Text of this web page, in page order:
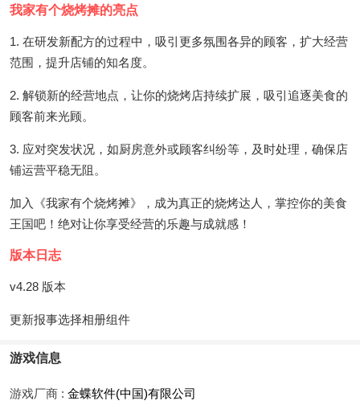
我家有个烧烤摊的亮点
1. 在研发新配方的过程中，吸引更多氛围各异的顾客，扩大经营
范围，提升店铺的知名度。
2. 解锁新的经营地点，让你的烧烤店持续扩展，吸引追逐美食的
顾客前来光顾。
3. 应对突发状况，如厨房意外或顾客纠纷等，及时处理，确保店
铺运营平稳无阻。
加入《我家有个烧烤摊》，成为真正的烧烤达人，掌控你的美食
王国吧！绝对让你享受经营的乐趣与成就感！
版本日志
v4.28 版本
更新报事选择相册组件
游戏信息
游戏厂商 : 金蝶软件(中国)有限公司